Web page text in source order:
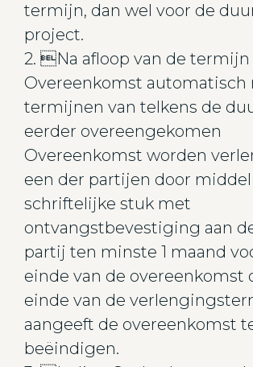
termijn, dan wel voor de
project.
2. Na afloop van de termijn
Overeenkomst automatisch
termijnen van telkens de
eerder overeengekomen
Overeenkomst worden
een der partijen door middel
schriftelijke stuk met
ontvangstbevestiging aan
partij ten minste 1 maand
einde van de overeenkomst
einde van de
aangeeft de overeenkomst
beëindigen.